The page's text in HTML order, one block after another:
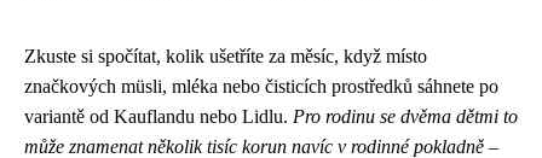
Zkuste si spočítat, kolik ušetříte za měsíc, když místo
značkových müsli, mléka nebo čisticích prostředků sáhnete po
variantě od Kauflandu nebo Lidlu. Pro rodinu se dvěma dětmi to
může znamenat několik tisíc korun navíc v rodinné pokladně –